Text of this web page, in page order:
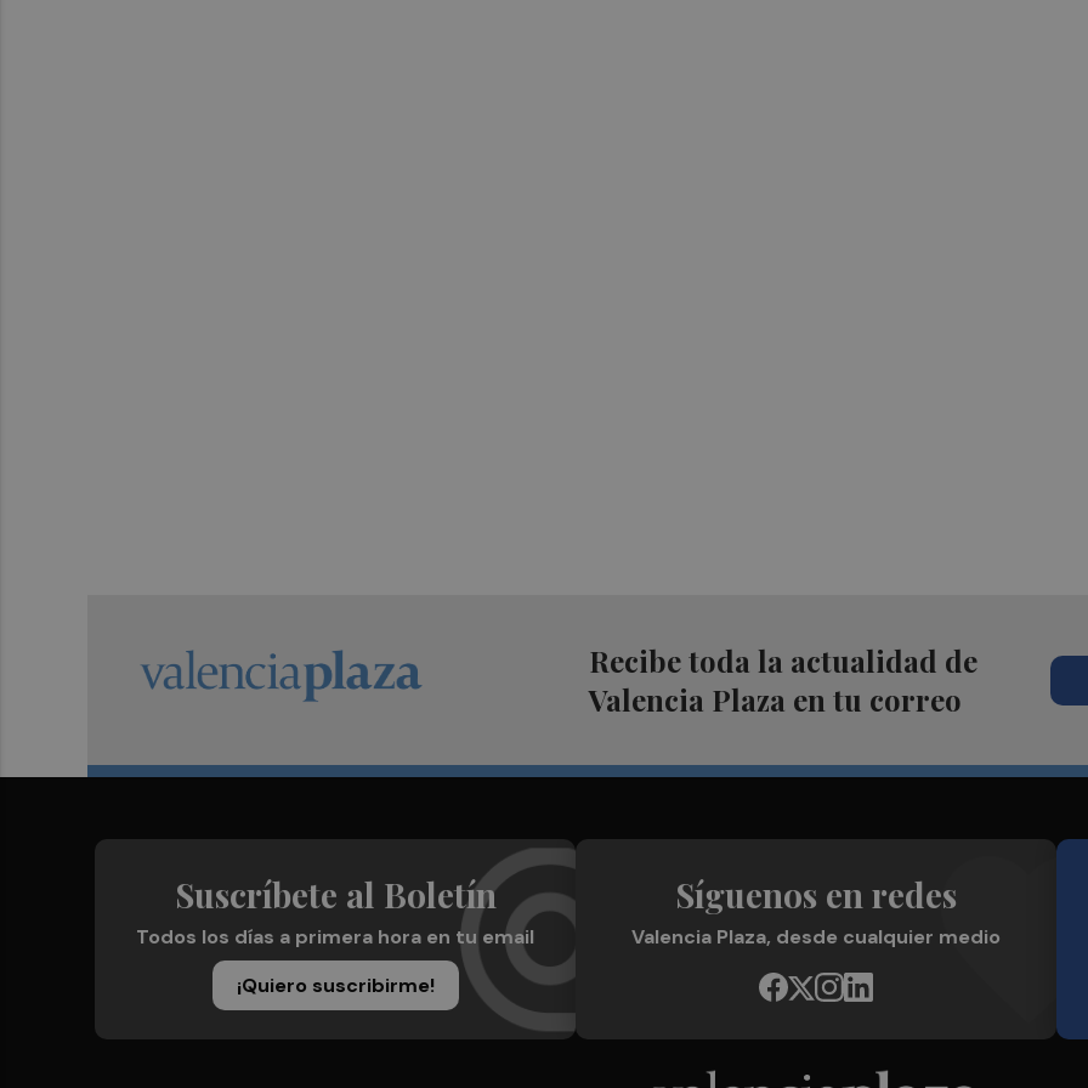
Recibe toda la actualidad de
Valencia Plaza en tu correo
Suscríbete al Boletín
Todos los días a primera hora en tu email
¡Quiero suscribirme!
Síguenos en redes
Valencia Plaza, desde cualquier medio